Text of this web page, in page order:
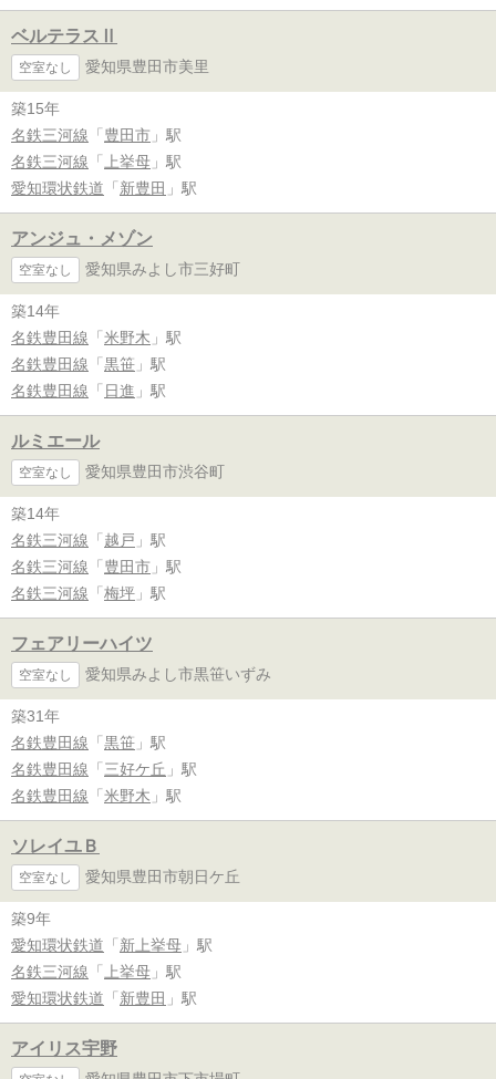
ベルテラスⅡ
空室なし 愛知県豊田市美里
築15年
名鉄三河線 「 豊田市 」駅
名鉄三河線 「 上挙母 」駅
愛知環状鉄道 「 新豊田 」駅
アンジュ・メゾン
空室なし 愛知県みよし市三好町
築14年
名鉄豊田線 「 米野木 」駅
名鉄豊田線 「 黒笹 」駅
名鉄豊田線 「 日進 」駅
ルミエール
空室なし 愛知県豊田市渋谷町
築14年
名鉄三河線 「 越戸 」駅
名鉄三河線 「 豊田市 」駅
名鉄三河線 「 梅坪 」駅
フェアリーハイツ
空室なし 愛知県みよし市黒笹いずみ
築31年
名鉄豊田線 「 黒笹 」駅
名鉄豊田線 「 三好ケ丘 」駅
名鉄豊田線 「 米野木 」駅
ソレイユＢ
空室なし 愛知県豊田市朝日ケ丘
築9年
愛知環状鉄道 「 新上挙母 」駅
名鉄三河線 「 上挙母 」駅
愛知環状鉄道 「 新豊田 」駅
アイリス宇野